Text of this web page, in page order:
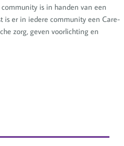
is in handen van een
is er in iedere community een Care-
zorg, geven voorlichting en